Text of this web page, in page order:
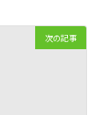
次の記事